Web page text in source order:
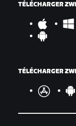
TÉLÉCHARGER
TÉLÉCHARGER